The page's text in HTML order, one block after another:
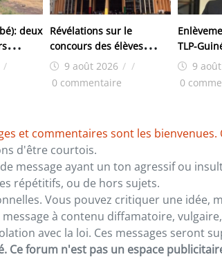
deux
/
Révélations sur le
concours des élèves
greffiers : des candidats
sont rentrés dans les
9 août 2026 / /
0 commentaire
TLP-
exige la
9
0
et commentaires sont les bienvenues.
d'être courtois.
message ayant un ton agressif ou
répétitifs, ou de hors sujets.
Vous pouvez critiquer une idée,
à contenu diffamatoire,
avec la loi. Ces messages seront
Ce forum n'est pas un espace